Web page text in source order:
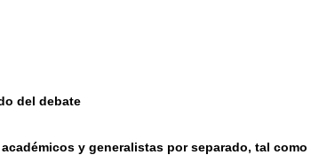
del debate
y generalistas por separado, tal como